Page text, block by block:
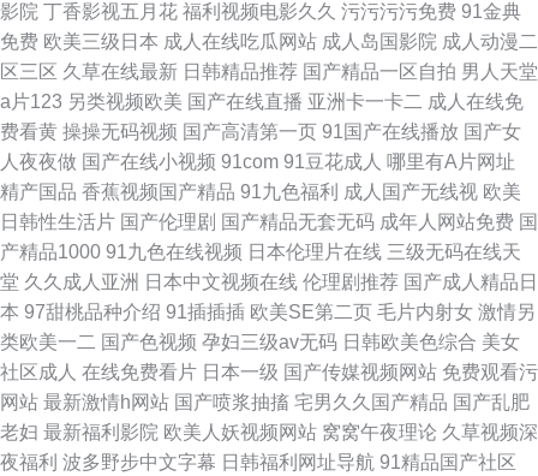
影院 丁香影视五月花 福利视频电影久久 污污污污免费 91金典
免费 欧美三级日本 成人在线吃瓜网站 成人岛国影院 成人动漫二
区三区 久草在线最新 日韩精品推荐 国产精品一区自拍 男人天堂
a片123 另类视频欧美 国产在线直播 亚洲卡一卡二 成人在线免
费看黄 操操无码视频 国产高清第一页 91国产在线播放 国产女
人夜夜做 国产在线小视频 91com 91豆花成人 哪里有A片网址
精产国品 香蕉视频国产精品 91九色福利 成人国产无线视 欧美
日韩性生活片 国产伦理剧 国产精品无套无码 成年人网站免费 国
产精品1000 91九色在线视频 日本伦理片在线 三级无码在线天
堂 久久成人亚洲 日本中文视频在线 伦理剧推荐 国产成人精品日
本 97甜桃品种介绍 91插插插 欧美SE第二页 毛片内射女 激情另
类欧美一二 国产色视频 孕妇三级av无码 日韩欧美色综合 美女
社区成人 在线免费看片 日本一级 国产传媒视频网站 免费观看污
网站 最新激情h网站 国产喷浆抽搐 宅男久久国产精品 国产乱肥
老妇 最新福利影院 欧美人妖视频网站 窝窝午夜理论 久草视频深
夜福利 波多野步中文字幕 日韩福利网址导航 91精品国产社区